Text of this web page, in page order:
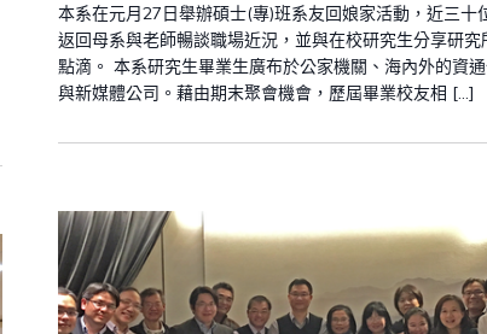
本系在元月27日舉辦碩士(專)班系友回娘家活動，近三十
返回母系與老師暢談職場近況，並與在校研究生分享研究
點滴。 本系研究生畢業生廣布於公家機關、海內外的資
與新媒體公司。藉由期末聚會機會，歷屆畢業校友相 […]